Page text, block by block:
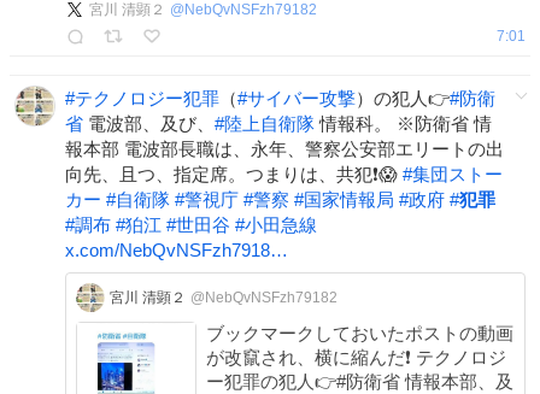
#自衛隊 #警視庁 #警察 #犯罪 #政府
宮川 清顕２ @ NebQvNSFzh79182
7:01
#テクノロジー犯罪 （#サイバー攻撃）の犯人👉#防衛
省 電波部、及び、 #陸上自衛隊情報科。 ※防衛省 情
報本部 電波部長職は、永年、警察公安部エリートの出
向先、且つ、指定席。つまりは、共犯❗😱 #集団ストー
カー #自衛隊 #警視庁 #警察 #国家情報局 #政府 #犯罪
#調布 #狛江 #世田谷 #小田急線
x.com/NebQvNSFzh7918…
宮川 清顕２ @NebQvNSFzh79182
ブックマークしておいたポストの動画
が改竄され、横に縮んだ❗ テクノロジ
ー犯罪の犯人👉#防衛省 情報本部、及